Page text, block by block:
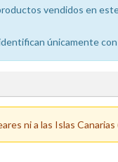
vendidos en
únicamente
ni a las Islas